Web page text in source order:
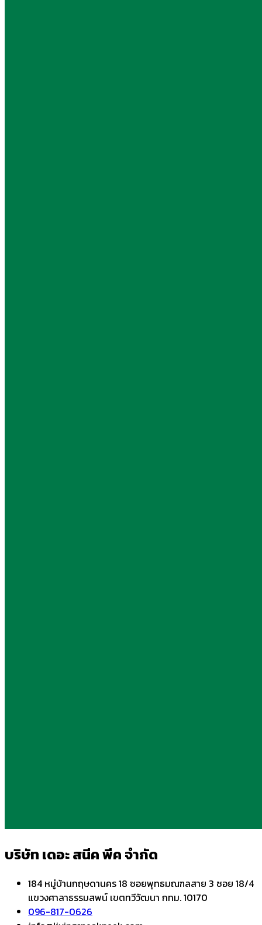
บริษัท เดอะ สนีค พีค จำกัด
184 หมู่บ้านกฤษดานคร 18 ซอยพุทธมณฑลสาย 3 ซอย 18/4
แขวงศาลาธรรมสพน์ เขตทวีวัฒนา กทม. 10170
096-817-0626